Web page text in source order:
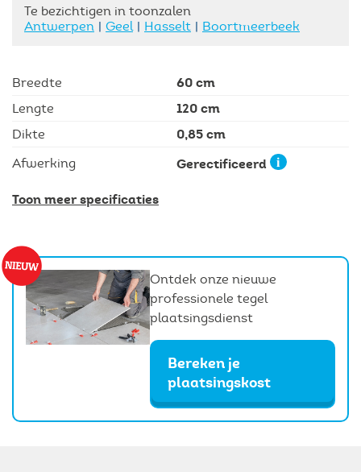
Te bezichtigen in toonzalen
Antwerpen
Geel Hasselt Boortmeerbeek
Breedte 60 cm
Lengte 120 cm
Dikte 0,85 cm
Afwerking Gerectificeerd
Toon meer specificaties
Ontdek onze nieuwe
professionele tegel
plaatsingsdienst
Bereken je
plaatsingskost